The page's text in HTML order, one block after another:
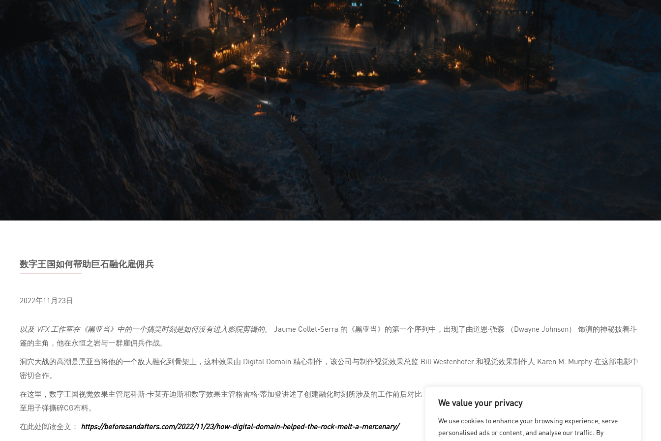
We value your privacy
We use cookies to enhance your browsing experience, serve
personalised ads or content, and analyse our traffic. By
数字王国如何帮助巨石融化雇佣兵
2022年11月23日
以及 VFX 工作室在《黑亚当》中的一个搞笑时刻是如何没有进入影院剪辑的。
Jaume Collet-Serra 的《黑亚当》的第一个序列中，出现了由道恩·强森 （Dwayne Johnson） 饰演的神秘披着斗
篷的主角，他在永恒之岩与一群雇佣兵作战。
洞穴大战的高潮是黑亚当将他的一个敌人融化到骨架上，这种效果由 Digital Domain 精心制作，该公司与制作视觉效果总监 Bill Westenhofer 和视觉效果制作人 Karen M. Murphy 在这部电影中
密切合作。
在这里，数字王国视觉效果主管尼科斯·卡莱齐迪斯和数字效果主管格雷格·蒂加登讲述了创建融化时刻所涉及的工作前后对比，包括拍摄、数字特技替身、数字道恩·强森、发电、布料模拟，甚
至用子弹撕碎CG布料。
在此处阅读全文： https://beforesandafters.com/2022/11/23/how-digital-domain-helped-the-rock-melt-a-mercenary/